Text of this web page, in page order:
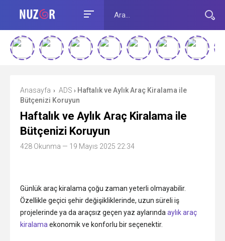
Anasayfa › ADS › Haftalık ve Aylık Araç Kiralama ile
Bütçenizi Koruyun
Haftalık ve Aylık Araç Kiralama ile
Bütçenizi Koruyun
428 Okunma — 19 Mayıs 2025 22:34
Günlük araç kiralama çoğu zaman yeterli olmayabilir.
Özellikle geçici şehir değişikliklerinde, uzun süreli iş
projelerinde ya da araçsız geçen yaz aylarında aylık araç
kiralama ekonomik ve konforlu bir seçenektir.